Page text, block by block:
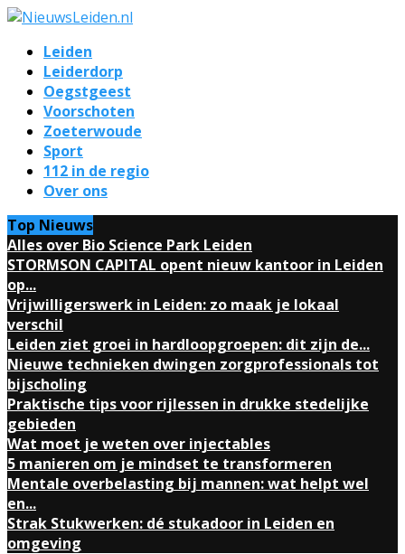
Leiden
Leiderdorp
Oegstgeest
Voorschoten
Zoeterwoude
Sport
112 in de regio
Over ons
Top Nieuws
Alles over Bio Science Park Leiden
STORMSON CAPITAL opent nieuw kantoor in Leiden
op...
Vrijwilligerswerk in Leiden: zo maak je lokaal
verschil
Leiden ziet groei in hardloopgroepen: dit zijn de...
Nieuwe technieken dwingen zorgprofessionals tot
bijscholing
Praktische tips voor rijlessen in drukke stedelijke
gebieden
Wat moet je weten over injectables
5 manieren om je mindset te transformeren
Mentale overbelasting bij mannen: wat helpt wel
en...
Strak Stukwerken: dé stukadoor in Leiden en
omgeving